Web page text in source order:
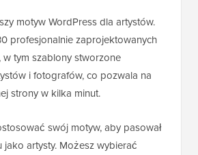
motyw WordPress dla artystów.
profesjonalnie zaprojektowanych
tym szablony stworzone
i fotografów, co pozwala na
strony w kilka minut.
swój motyw, aby pasował
artysty. Możesz wybierać